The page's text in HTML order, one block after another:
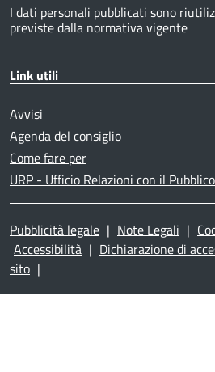
I dati personali pubblicati sono
previste dalla normativa vigente
Link utili
Avvisi
Agenda del consiglio
Come fare per
URP - Ufficio Relazioni con il Pubblico
Pubblicità legale | Note Legali |
Accessibilità | Dichiarazione di
sito |